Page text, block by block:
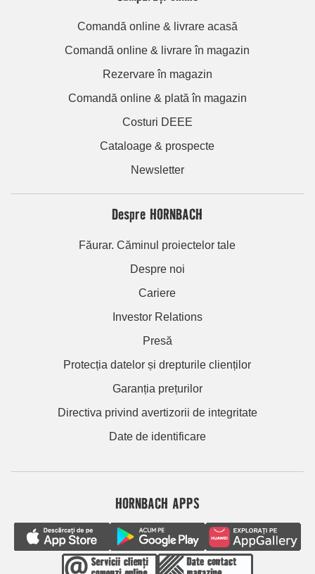
Comandă online & livrare acasă
Comandă online & livrare în magazin
Rezervare în magazin
Comandă online & plată în magazin
Costuri DEEE
Cataloage & prospecte
Newsletter
Despre HORNBACH
Făurar. Căminul proiectelor tale
Despre noi
Cariere
Investor Relations
Presă
Protecția datelor și drepturile clienților
Garanția prețurilor
Directiva privind avertizorii de integritate
Date de identificare
HORNBACH APPS